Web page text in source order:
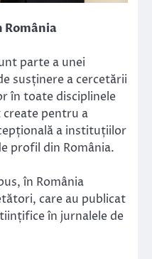
România
parte a unei
susținere a cercetării
în toate disciplinele
pentru a
a instituțiilor
profil din România.
în România
care au publicat
în jurnalele de